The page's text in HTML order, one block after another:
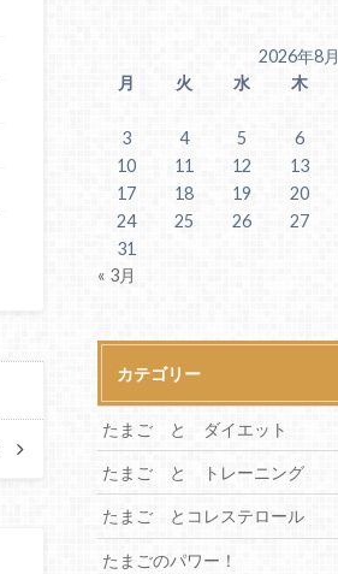
2026年8月
月
火 水 木
3
4 5 6
10
11 12 13
17
18 19 20
24
25 26 27
31
« 3月
カテゴリー
たまご と ダイエット
たまご と トレーニング
たまご とコレステロール
たまごのパワー！